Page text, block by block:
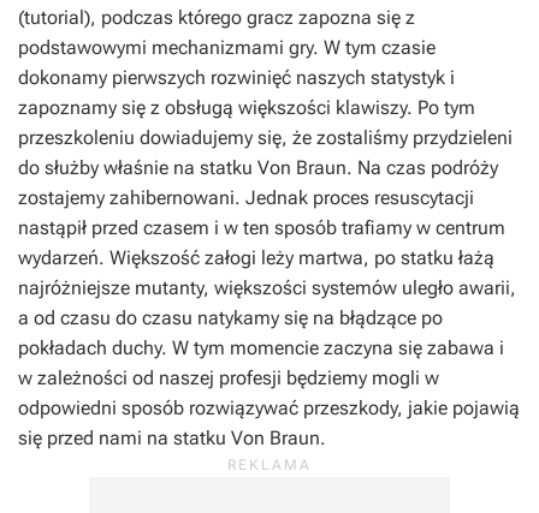
(tutorial), podczas którego gracz zapozna się z
podstawowymi mechanizmami gry. W tym czasie
dokonamy pierwszych rozwinięć naszych statystyk i
zapoznamy się z obsługą większości klawiszy. Po tym
przeszkoleniu dowiadujemy się, że zostaliśmy przydzieleni
do służby właśnie na statku Von Braun. Na czas podróży
zostajemy zahibernowani. Jednak proces resuscytacji
nastąpił przed czasem i w ten sposób trafiamy w centrum
wydarzeń. Większość załogi leży martwa, po statku łażą
najróżniejsze mutanty, większości systemów uległo awarii,
a od czasu do czasu natykamy się na błądzące po
pokładach duchy. W tym momencie zaczyna się zabawa i
w zależności od naszej profesji będziemy mogli w
odpowiedni sposób rozwiązywać przeszkody, jakie pojawią
się przed nami na statku Von Braun.